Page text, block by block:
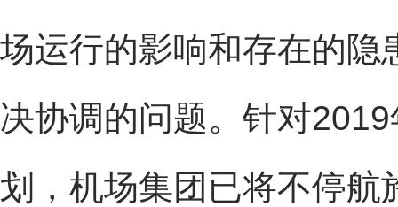
场运行的影响和存在的隐
决协调的问题。针对
划，机场集团已将不停航